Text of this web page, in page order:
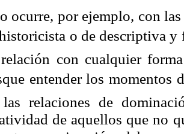
ocurre, por ejemplo, con
o de
con cualquier
entender los momentos
relaciones de
de aquellos que no